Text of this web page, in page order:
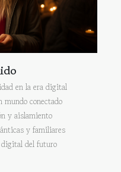
en la era digital
conectado
y aislamiento
y familiares
del futuro